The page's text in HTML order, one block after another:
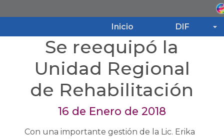
Inicio DIF
Inicio
DIF
Se reequipó la
Unidad Regional
de Rehabilitación
16 de Enero de 2018
Con una importante gestión de la Lic. Erika